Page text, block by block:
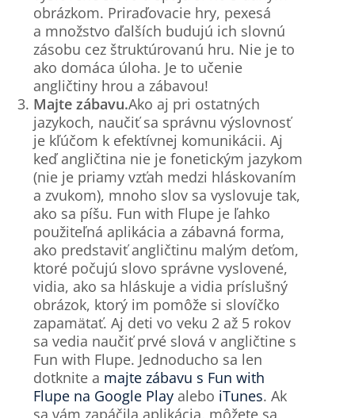
obrázkom. Priraďovacie hry, pexesá
a množstvo ďalších budujú ich slovnú
zásobu cez štruktúrovanú hru. Nie je to
ako domáca úloha. Je to učenie
angličtiny hrou a zábavou!
Majte zábavu.Ako aj pri ostatných
jazykoch, naučiť sa správnu výslovnosť
je kľúčom k efektívnej komunikácii. Aj
keď angličtina nie je fonetickým jazykom
(nie je priamy vzťah medzi hláskovaním
a zvukom), mnoho slov sa vyslovuje tak,
ako sa píšu. Fun with Flupe je ľahko
použiteľná aplikácia a zábavná forma,
ako predstaviť angličtinu malým deťom,
ktoré počujú slovo správne vyslovené,
vidia, ako sa hláskuje a vidia príslušný
obrázok, ktorý im pomôže si slovíčko
zapamätať. Aj deti vo veku 2 až 5 rokov
sa vedia naučiť prvé slová v angličtine s
Fun with Flupe. Jednoducho sa len
dotknite a majte zábavu s Fun with
Flupe na Google Play alebo iTunes. Ak